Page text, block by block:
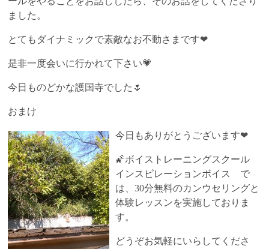
ました。
とてもダイナミックで素敵なお不動さまです❤
是非一度会いに行かれて下さい💗
今日ものどかな護国寺でした🌷
おまけ
今日もありがとうございます❤
🌠ボイストレーニングスクール
インスピレーションボイス で
は、30分無料のカンウセリングと
体験レッスンを実施しておりま
す。
どうぞお気軽にいらしてくださ